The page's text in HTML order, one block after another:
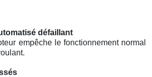
défaillant
empêche le fonctionnement normal